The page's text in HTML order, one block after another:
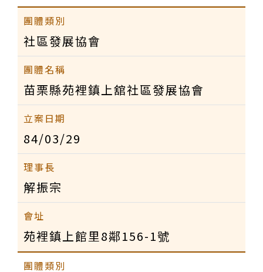
社區發展協會
苗栗縣苑裡鎮上舘社區發展協會
84/03/29
解振宗
苑裡鎮上館里8鄰156-1號